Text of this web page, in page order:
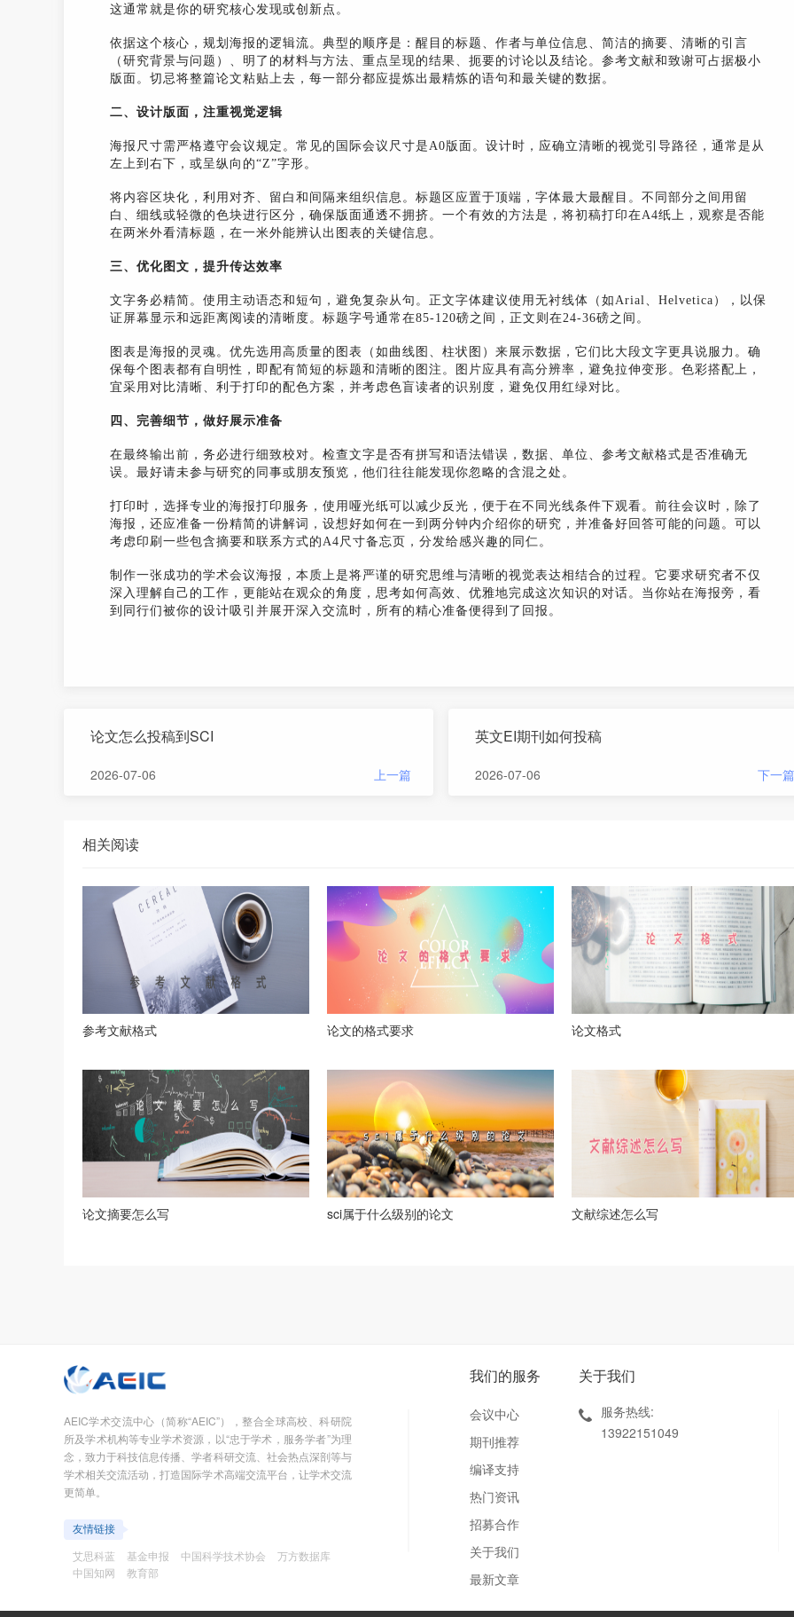
这通常就是你的研究核心发现或创新点。
依据这个核心，规划海报的逻辑流。典型的顺序是：醒目的标题、作者与单位信息、简洁的摘要、清晰的引言
（研究背景与问题）、明了的材料与方法、重点呈现的结果、扼要的讨论以及结论。参考文献和致谢可占据极小
版面。切忌将整篇论文粘贴上去，每一部分都应提炼出最精炼的语句和最关键的数据。
二、设计版面，注重视觉逻辑
海报尺寸需严格遵守会议规定。常见的国际会议尺寸是A0版面。设计时，应确立清晰的视觉引导路径，通常是从
左上到右下，或呈纵向的“Z”字形。
将内容区块化，利用对齐、留白和间隔来组织信息。标题区应置于顶端，字体最大最醒目。不同部分之间用留
白、细线或轻微的色块进行区分，确保版面通透不拥挤。一个有效的方法是，将初稿打印在A4纸上，观察是否能
在两米外看清标题，在一米外能辨认出图表的关键信息。
三、优化图文，提升传达效率
文字务必精简。使用主动语态和短句，避免复杂从句。正文字体建议使用无衬线体（如Arial、Helvetica），以保
证屏幕显示和远距离阅读的清晰度。标题字号通常在85-120磅之间，正文则在24-36磅之间。
图表是海报的灵魂。优先选用高质量的图表（如曲线图、柱状图）来展示数据，它们比大段文字更具说服力。确
保每个图表都有自明性，即配有简短的标题和清晰的图注。图片应具有高分辨率，避免拉伸变形。色彩搭配上，
宜采用对比清晰、利于打印的配色方案，并考虑色盲读者的识别度，避免仅用红绿对比。
四、完善细节，做好展示准备
在最终输出前，务必进行细致校对。检查文字是否有拼写和语法错误，数据、单位、参考文献格式是否准确无
误。最好请未参与研究的同事或朋友预览，他们往往能发现你忽略的含混之处。
打印时，选择专业的海报打印服务，使用哑光纸可以减少反光，便于在不同光线条件下观看。前往会议时，除了
海报，还应准备一份精简的讲解词，设想好如何在一到两分钟内介绍你的研究，并准备好回答可能的问题。可以
考虑印刷一些包含摘要和联系方式的A4尺寸备忘页，分发给感兴趣的同仁。
制作一张成功的学术会议海报，本质上是将严谨的研究思维与清晰的视觉表达相结合的过程。它要求研究者不仅
深入理解自己的工作，更能站在观众的角度，思考如何高效、优雅地完成这次知识的对话。当你站在海报旁，看
到同行们被你的设计吸引并展开深入交流时，所有的精心准备便得到了回报。
论文怎么投稿到SCI
2026-07-06 上一篇
英文EI期刊如何投稿
2026-07-06 下一篇
相关阅读
参考文献格式 论文的格式要求 论文格式
论文摘要怎么写 sci属于什么级别的论文 文献综述怎么写
AEIC学术交流中心（简称“AEIC”），整合全球高校、科研院
所及学术机构等专业学术资源，以“忠于学术，服务学者”为理
念，致力于科技信息传播、学者科研交流、社会热点深剖等与
学术相关交流活动，打造国际学术高端交流平台，让学术交流
更简单。
友情链接
艾思科蓝
基金申报 中国科学技术协会
万方数据库
中国知网
教育部
我们的服务
会议中心
期刊推荐
编译支持
热门资讯
招募合作
关于我们
最新文章
关于我们
服务热线:
13922151049